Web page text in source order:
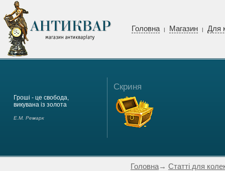
Головна | Магазин | Для
Гроші - це свобода,
викувана із золота
Е.М. Ремарк
Скриня
Головна→ Статті для